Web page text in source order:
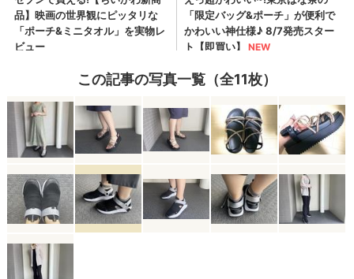
この記事の写真一覧（全11枚）